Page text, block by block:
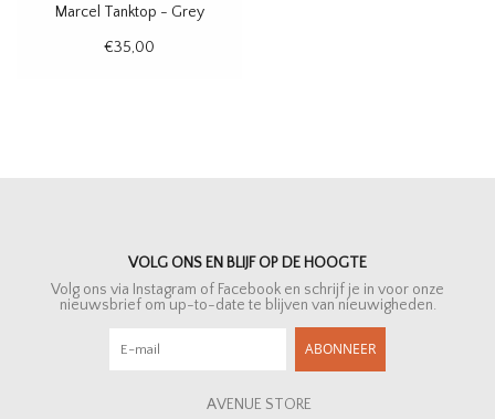
Marcel Tanktop - Grey
€35,00
VOLG ONS EN BLIJF OP DE HOOGTE
Volg ons via Instagram of Facebook en schrijf je in voor onze
nieuwsbrief om up-to-date te blijven van nieuwigheden.
ABONNEER
AVENUE STORE